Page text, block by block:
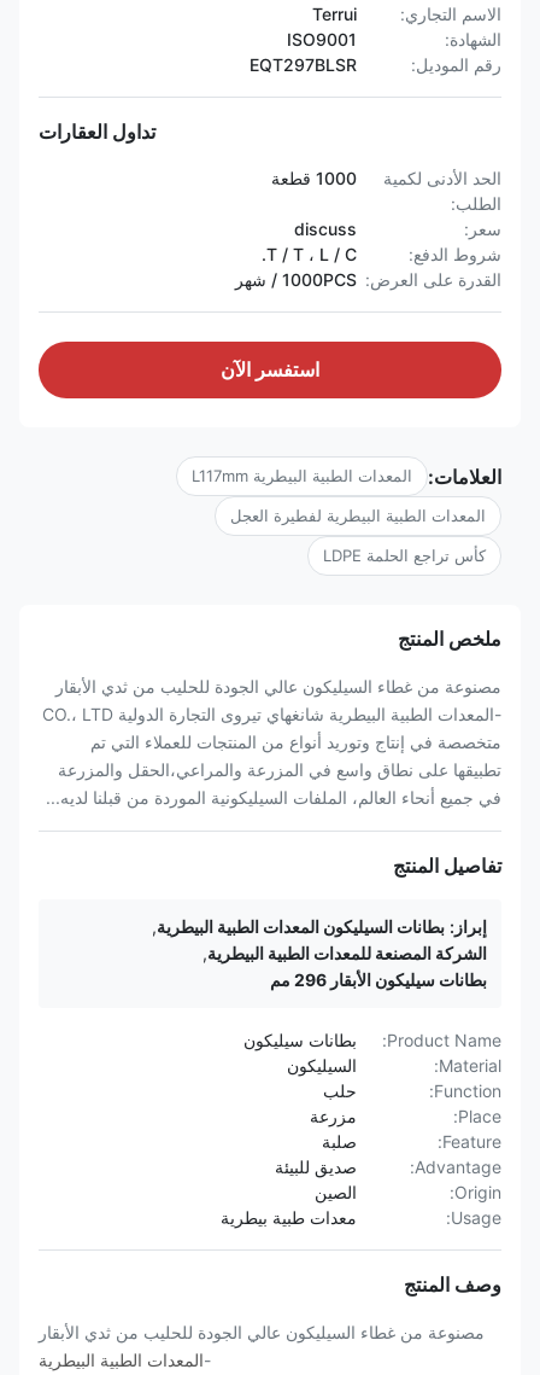
الاسم التجاري:
Terrui
الشهادة:
ISO9001
رقم الموديل:
EQT297BLSR
تداول العقارات
الحد الأدنى لكمية
الطلب:
1000 قطعة
سعر:
discuss
شروط الدفع:
T / T ، L / C.
القدرة على العرض: 1000PCS / شهر
استفسر الآن
العلامات: المعدات الطبية البيطرية L117mm
المعدات الطبية البيطرية لفطيرة العجل
كأس تراجع الحلمة LDPE
ملخص المنتج
مصنوعة من غطاء السيليكون عالي الجودة للحليب من ثدي الأبقار
-المعدات الطبية البيطرية شانغهاي تيروى التجارة الدولية CO.، LTD
متخصصة في إنتاج وتوريد أنواع من المنتجات للعملاء التي تم
تطبيقها على نطاق واسع في المزرعة والمراعي،الحقل والمزرعة
في جميع أنحاء العالم، الملفات السيليكونية الموردة من قبلنا لديه...
تفاصيل المنتج
إبراز: بطانات السيليكون المعدات الطبية البيطرية,
الشركة المصنعة للمعدات الطبية البيطرية,
بطانات سيليكون الأبقار 296 مم
Product Name:
بطانات سيليكون
Material:
السيليكون
Function:
حلب
Place:
مزرعة
Feature:
صلبة
Advantage:
صديق للبيئة
Origin:
الصين
Usage:
معدات طبية بيطرية
وصف المنتج
مصنوعة من غطاء السيليكون عالي الجودة للحليب من ثدي الأبقار
-المعدات الطبية البيطرية